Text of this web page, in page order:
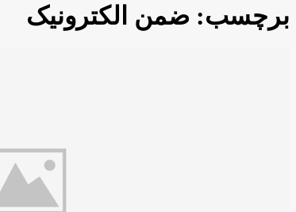
برچسب: ضمن الکترونیک